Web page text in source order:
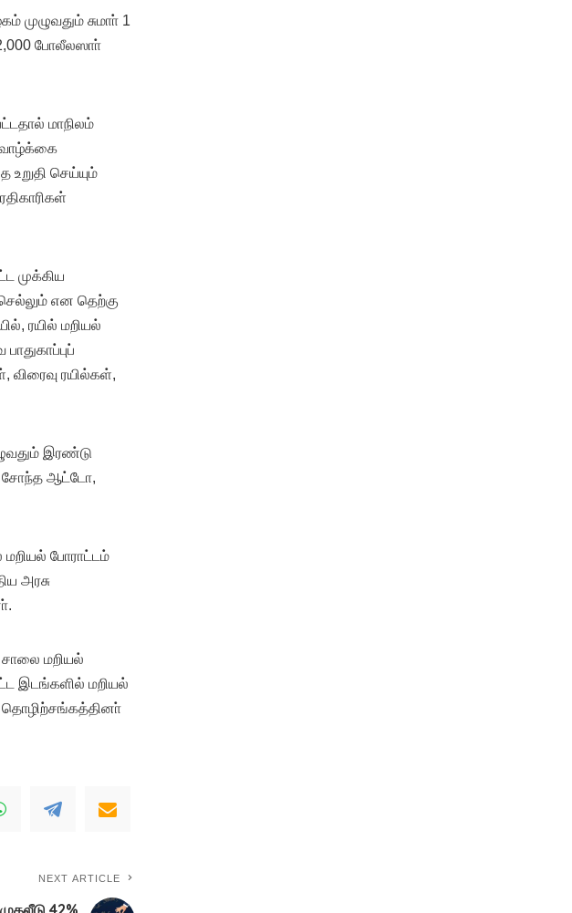
முழுவதும் சுமாா் 1
போலீலஸாா்
மாநிலம்
வாழ்க்கை
உறுதி செய்யும்
முக்கிய
என தெற்கு
ரயில் மறியல்
விரைவு ரயில்கள்,
இரண்டு
சோந்த ஆட்டோ,
போராட்டம்
அரசு
மறியல்
இடங்களில் மறியல்
NEXT ARTICLE
42%